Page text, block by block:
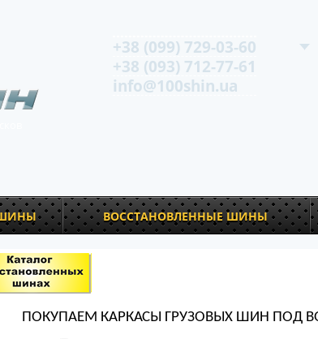
+38 (099) 729-03-60
+38 (093) 712-77-61
info@100shin.ua
ВОССТАНОВЛЕННЫЕ ШИНЫ
ПОКУПАЕМ КАРКАСЫ ГРУЗОВЫХ ШИН ПОД